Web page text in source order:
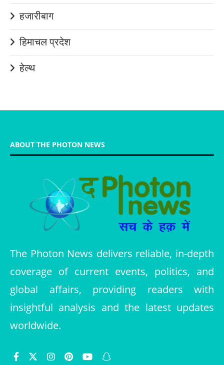
हजारीबाग
हिमाचल प्रदेश
हेल्थ
ABOUT THE PHOTON NEWS
The Photon News delivers reliable, in-depth
coverage of current events, politics, and
global affairs, providing readers with
insightful analysis and the latest updates
worldwide.